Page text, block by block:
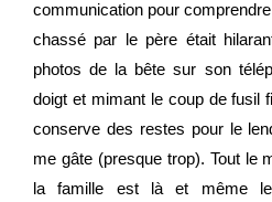
communication pour
chassé par le père était
photos de la bête sur son
doigt et mimant le coup de fusil
conserve des restes pour le
me gâte (presque trop). Tout le
la famille est là et même